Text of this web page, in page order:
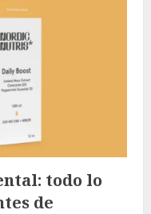
todo lo
de